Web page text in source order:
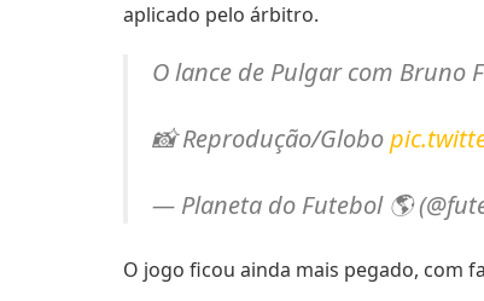
aplicado pelo árbitro.
O lance de Pulgar com Bruno
📸 Reprodução/Globo
— Planeta do Futebol 🌎
O jogo ficou ainda mais pegado, com